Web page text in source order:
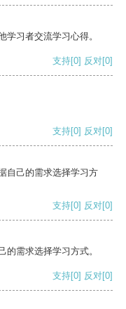
习者交流学习心得。
支持[0] 反对[0]
支持[0] 反对[0]
自己的需求选择学习方
支持[0] 反对[0]
需求选择学习方式。
支持[0] 反对[0]